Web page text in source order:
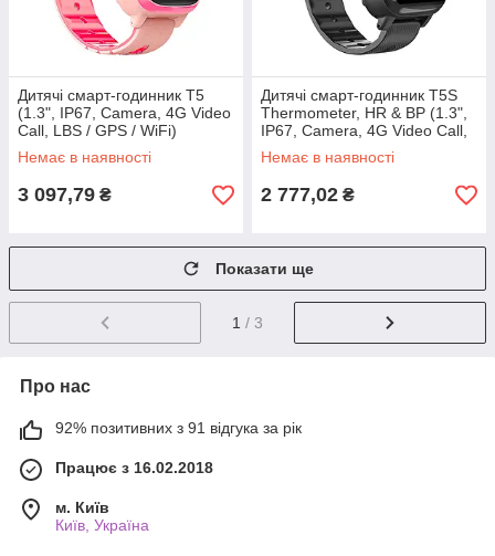
Дитячі смарт-годинник T5
(1.3", IP67, Camera, 4G Video
Call, LBS / GPS / WiFi)
Немає в наявності
3 097,79 ₴
Дитячі смарт-годинник T5S
Thermometer, HR & BP (1.3",
IP67, Camera, 4G Video Call,
LBS / GPS / WiFi)
Немає в наявності
2 777,02 ₴
Показати ще
1 / 3
Про нас
92% позитивних з 91 відгука за рік
Працює з 16.02.2018
м. Київ
Київ, Україна